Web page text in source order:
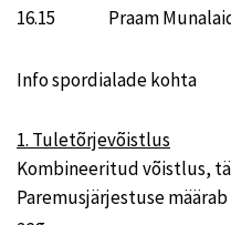
16.15 Praam
Info spordialade kohta
1. Tuletõrjevõistlus
Kombineeritud võistlus,
Paremusjärjestuse